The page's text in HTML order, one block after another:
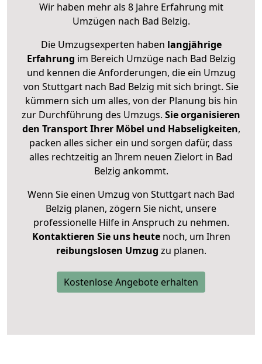
Wir haben mehr als 8 Jahre Erfahrung mit
Umzügen nach Bad Belzig.
Die Umzugsexperten haben langjährige
Erfahrung im Bereich Umzüge nach Bad Belzig
und kennen die Anforderungen, die ein Umzug
von Stuttgart nach Bad Belzig mit sich bringt. Sie
kümmern sich um alles, von der Planung bis hin
zur Durchführung des Umzugs. Sie organisieren
den Transport Ihrer Möbel und Habseligkeiten,
packen alles sicher ein und sorgen dafür, dass
alles rechtzeitig an Ihrem neuen Zielort in Bad
Belzig ankommt.
Wenn Sie einen Umzug von Stuttgart nach Bad
Belzig planen, zögern Sie nicht, unsere
professionelle Hilfe in Anspruch zu nehmen.
Kontaktieren Sie uns heutenoch, um Ihren
reibungslosen Umzug zu planen.
Kostenlose Angebote erhalten